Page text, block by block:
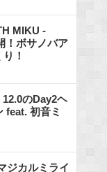
MIKU -
！ボサノバア
！
のDay2ヘ
feat. 初音ミ
ジカルミライ